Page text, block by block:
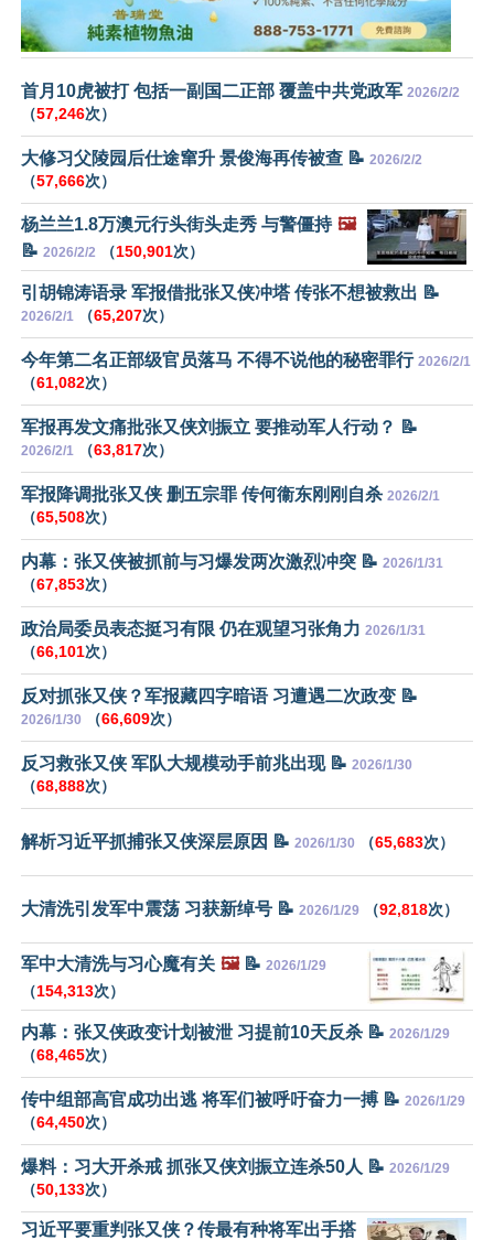
首月10虎被打 包括一副国二正部 覆盖中共党政军 2026/2/2
（57,246次）
大修习父陵园后仕途窜升 景俊海再传被查 📝 2026/2/2
（57,666次）
杨兰兰1.8万澳元行头街头走秀 与警僵持 🖼️
📝 2026/2/2 （150,901次）
引胡锦涛语录 军报借批张又侠冲塔 传张不想被救出 📝
2026/2/1 （65,207次）
今年第二名正部级官员落马 不得不说他的秘密罪行 2026/2/1
（61,082次）
军报再发文痛批张又侠刘振立 要推动军人行动？ 📝
2026/2/1 （63,817次）
军报降调批张又侠 删五宗罪 传何衞东刚刚自杀 2026/2/1
（65,508次）
内幕：张又侠被抓前与习爆发两次激烈冲突 📝 2026/1/31
（67,853次）
政治局委员表态挺习有限 仍在观望习张角力 2026/1/31
（66,101次）
反对抓张又侠？军报藏四字暗语 习遭遇二次政变 📝
2026/1/30 （66,609次）
反习救张又侠 军队大规模动手前兆出现 📝 2026/1/30
（68,888次）
解析习近平抓捕张又侠深层原因 📝 2026/1/30 （65,683次）
大清洗引发军中震荡 习获新绰号 📝 2026/1/29 （92,818次）
军中大清洗与习心魔有关 🖼️📝 2026/1/29
（154,313次）
内幕：张又侠政变计划被泄 习提前10天反杀 📝 2026/1/29
（68,465次）
传中组部高官成功出逃 将军们被呼吁奋力一搏 📝 2026/1/29
（64,450次）
爆料：习大开杀戒 抓张又侠刘振立连杀50人 📝 2026/1/29
（50,133次）
习近平要重判张又侠？传最有种将军出手搭